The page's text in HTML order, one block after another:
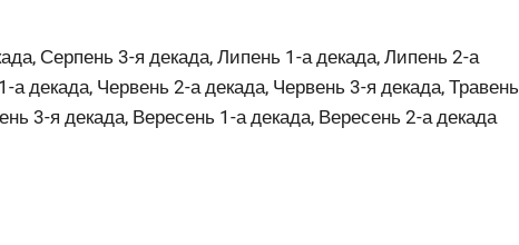
Серпень 3-я декада, Липень 1-а декада, Липень 2-а
а декада, Червень 2-а декада, Червень 3-я декада, Травень
3-я декада, Вересень 1-а декада, Вересень 2-а декада